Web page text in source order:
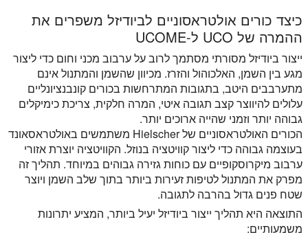
כיצד כורים אולטראסוניים לביודיזל משפרים את
ההמרה של UCO ל-UCOME
ייצור ביודיזל מסורתי מסתמך לרוב על ערבוב מכני וחום כדי ליצור
מגע בין השמן, האלכוהול והזרז. מכיוון שהשמן והמתנול אינם
מתערבבים היטב, בתגובות המתרחשות בכורים קונבנציונליים
עלולים להיווצר קצב תגובה איטי, המרה חלקית, צריכת כימיקלים
גבוהה יותר וזמני שהייה ארוכים יותר.
הכורים האולטראסוניים של Hielscher משתמשים באולטראסאונד
בעוצמה גבוהה כדי ליצור קוויטציה בנוזל. הקוויטציה יוצרת אזורי
ערבוב מיקרוסקופיים עם כוחות גזירה גבוהים במיוחד. תהליך זה
מפרק את המתנול לטיפות זעירות ביותר בתוך שלב השמן ויוצר
שטח פנים גדול בהרבה לתגובה.
התוצאה היא תהליך ייצור ביודיזל יעיל ביותר, המציע יתרונות
משמעותיים: